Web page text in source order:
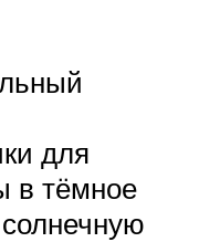
для
в тёмное